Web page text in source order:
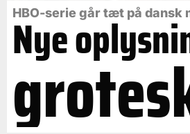
HBO-serie går tæt på dansk
Nye